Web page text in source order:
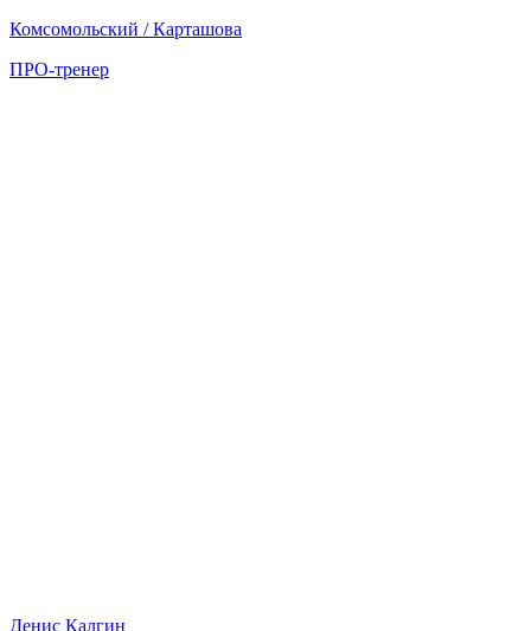
Комсомольский / Карташова
ПРО-тренер
Денис Калгин